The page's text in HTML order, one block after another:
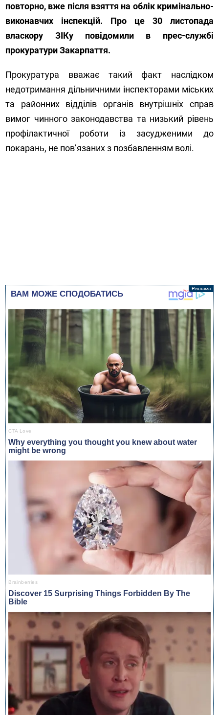
повторно, вже після взяття на облік кримінально-
виконавчих інспекцій. Про це 30 листопада
власкору ЗІКу повідомили в прес-службі
прокуратури Закарпаття.
Прокуратура вважає такий факт наслідком
недотримання дільничними інспекторами міських
та районних відділів органів внутрішніх справ
вимог чинного законодавства та низький рівень
профілактичної роботи із засудженими до
покарань, не пов’язаних з позбавленням волі.